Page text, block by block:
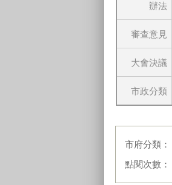
辦法
審查意見
大會決議
市政分類
市府分類：
點閱次數：